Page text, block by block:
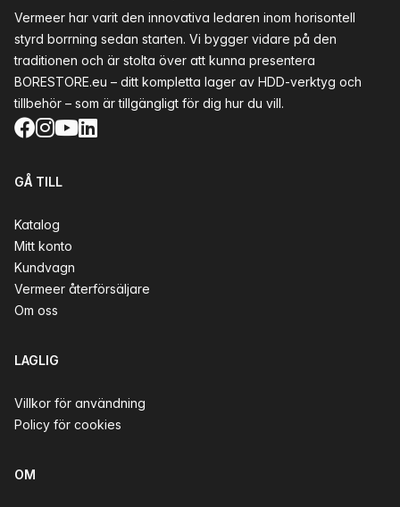
Vermeer har varit den innovativa ledaren inom horisontell
styrd borrning sedan starten. Vi bygger vidare på den
traditionen och är stolta över att kunna presentera
BORESTORE.eu – ditt kompletta lager av HDD-verktyg och
tillbehör – som är tillgängligt för dig hur du vill.
Facebook
Instagram
YouTube
LinkedIn
GÅ TILL
Katalog
Mitt konto
Kundvagn
Vermeer återförsäljare
Om oss
LAGLIG
Villkor för användning
Policy för cookies
OM